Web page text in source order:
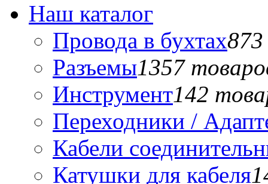
Наш каталог
Провода в бухтах
Разъемы1357
Инструмент142
Переходники /
Кабели
Катушки для кабеля